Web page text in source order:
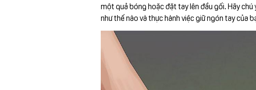
một quả bóng hoặc đặt tay lên đầu gối. Hãy
như thế nào và thực hành việc giữ ngón tay của